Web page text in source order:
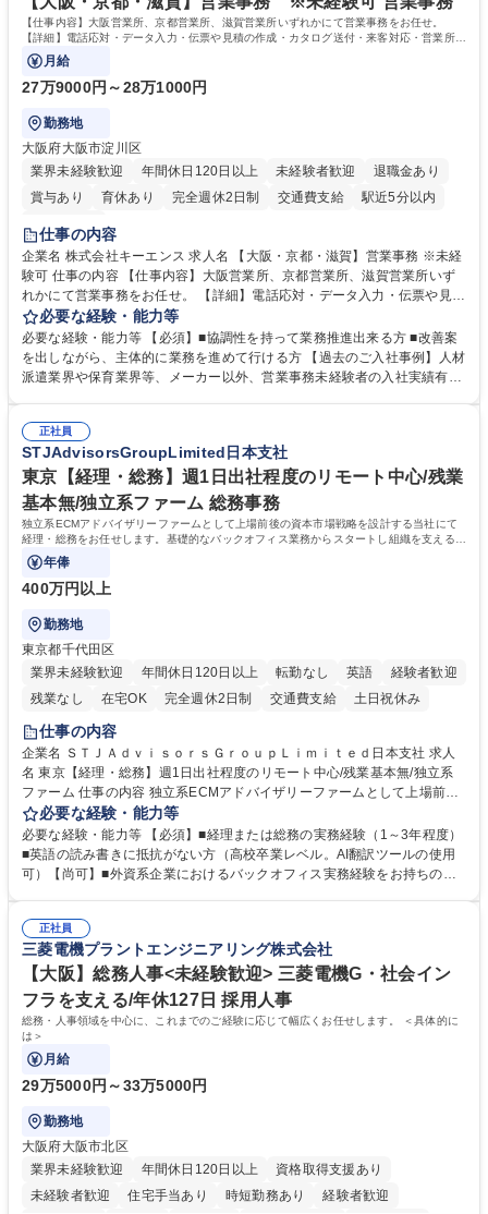
す。 学歴・資格 学歴：大学院 大学 高専 短大 専修学校 高校 語学力： 資
格：
【仕事内容】大阪営業所、京都営業所、滋賀営業所いずれかにて営業事務をお任せ。
【詳細】電話応対・データ入力・伝票や見積の作成・カタログ送付・来客対応・営業所内
で発生する事務業務や業務改善をお任せ。
月給
27万9000円～28万1000円
勤務地
大阪府大阪市淀川区
業界未経験歓迎
年間休日120日以上 未経験者歓迎
退職金あり
賞与あり
育休あり 完全週休2日制 交通費支給
駅近5分以内
土日祝休み
仕事の内容
企業名 株式会社キーエンス 求人名 【大阪・京都・滋賀】営業事務 ※未経
験可 仕事の内容 【仕事内容】大阪営業所、京都営業所、滋賀営業所いず
れかにて営業事務をお任せ。 【詳細】電話応対・データ入力・伝票や見積
の作成・カタログ送付・来客対応・営業所内で発生する事務業務や業務改
善をお任せ。 【教育制度】ご入社後、育成担当とペアになりながらOJTに
て業務を覚えていただくことが可能です。業務システムがきちんと構築さ
れているため、スムーズに仕事に慣れることができる環境です。また、
募集職種 【大阪・京都・滋賀】営業事務 ※未経験可
必要な経験・能力等
必要な経験・能力等 【必須】■協調性を持って業務推進出来る方 ■改善案
を出しながら、主体的に業務を進めて行ける方 【過去のご入社事例】人材
派遣業界や保育業界等、メーカー以外、営業事務未経験者の入社実績有
えて、お客様や社員の状況に合わせ、能動的なサポート、改善の動きも期
待され。組織を支えるスペシャリストとして、チームに貢献し、結果的に
社員から頼られる存在になることができます。平均19:30の退勤以降の業
務の持ち帰りも禁止されており、メリハリのある働き方となります。 学
歴・資格 学歴：大学院 大学 高専 短大 語学力： 資格：
正社員
STJAdvisorsGroupLimited日本支社
東京【経理・総務】週1日出社程度のリモート中心/残業
基本無/独立系ファーム 総務事務
独立系ECMアドバイザリーファームとして上場前後の資本市場戦略を設計する当社にて
経理・総務をお任せします。基礎的なバックオフィス業務からスタートし組織を支える専
任担当として広く活躍できる環境です。
年俸
400万円以上
勤務地
東京都千代田区
業界未経験歓迎
年間休日120日以上 転勤なし 英語
経験者歓迎
残業なし
在宅OK 完全週休2日制 交通費支給 土日祝休み
仕事の内容
企業名 ＳＴＪＡｄｖｉｓｏｒｓＧｒｏｕｐＬｉｍｉｔｅｄ日本支社 求人
名 東京【経理・総務】週1日出社程度のリモート中心/残業基本無/独立系
ファーム 仕事の内容 独立系ECMアドバイザリーファームとして上場前後
の資本市場戦略を設計する当社にて経理・総務をお任せします。基礎的な
バックオフィス業務からスタートし組織を支える専任担当として広く活躍
できる環境です。 ■日常経理、月次および年次決算サポート業務 ■本国
（グローバル）との英文メール対応（AI翻訳ツール等を使用しての対応で
業務をお任せします。残業も基本的には発生せず、ご自身のペースで業務
を進めやすく定着率の高い環境です。 募集職種 東京【経理・総務】週1日
出社程度のリモート中心/残業基本無/独立系ファーム
必要な経験・能力等
必要な経験・能力等 【必須】■経理または総務の実務経験（1～3年程度）
■英語の読み書きに抵抗がない方（高校卒業レベル。AI翻訳ツールの使用
可）【尚可】■外資系企業におけるバックオフィス実務経験をお持ちの方
【働き方について】現在は週4日程度の在宅勤務を実施しており、ワーク
ライフバランスを重視する方に最適な環境です（フルリモートも面接で相
談可）。【求める人物像】幅広いバックオフィス業務に柔軟に対応でき、
社内外と円滑にコミュニケーションを取りながら業務を推進できる方 学
歴・資格 学歴：大学院 大学 高専 短大 専修学校 高校 語学力： 資格：
正社員
三菱電機プラントエンジニアリング株式会社
【大阪】総務人事<未経験歓迎> 三菱電機G・社会イン
フラを支える/年休127日 採用人事
総務・人事領域を中心に、これまでのご経験に応じて幅広くお任せします。 ＜具体的に
は＞
月給
29万5000円～33万5000円
勤務地
大阪府大阪市北区
業界未経験歓迎
年間休日120日以上
資格取得支援あり
未経験者歓迎
住宅手当あり 時短勤務あり 経験者歓迎